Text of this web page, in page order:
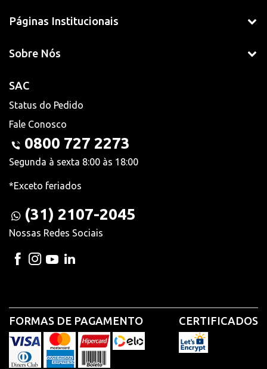
Páginas Institucionais
Sobre Nós
SAC
Status do Pedido
Fale Conosco
0800 727 2273
Segunda à sexta 8:00 às 18:00
*Exceto feriados
(31) 2107-2045
Nossas Redes Sociais
FORMAS DE PAGAMENTO CERTIFICADOS